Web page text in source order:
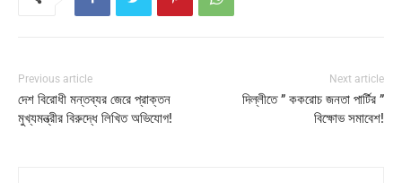
Previous article
দেশ বিরোধী মন্তব্যর জেরে প্রাক্তন
মুখ্যমন্ত্রীর বিরুদ্ধে লিখিত অভিযোগ!
Next article
দিল্লীতে ” ককরোচ জনতা পার্টির ”
বিক্ষোভ সমাবেশ!